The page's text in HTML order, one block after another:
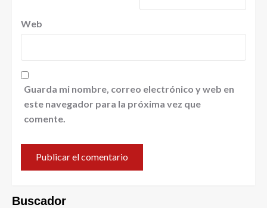
Web
Guarda mi nombre, correo electrónico y web en
este navegador para la próxima vez que
comente.
Buscador